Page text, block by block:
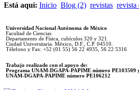
Está aquí: Inicio Blog (2) revistas revista
Universidad Nacional Autónoma de México
Facultad de Ciencias
Departamento de Física, cubículos 320 y 321.
Ciudad Universitaria. México, D.F., C.P. 04510.
Télefono y Fax: +52 (01 55) 56 22 4935, 56 22 5316
Trabajo realizado con el apoyo de:
Programa UNAM-DGAPA-PAPIME número PE103509
UNAM-DGAPA-PAPIME número PE106212